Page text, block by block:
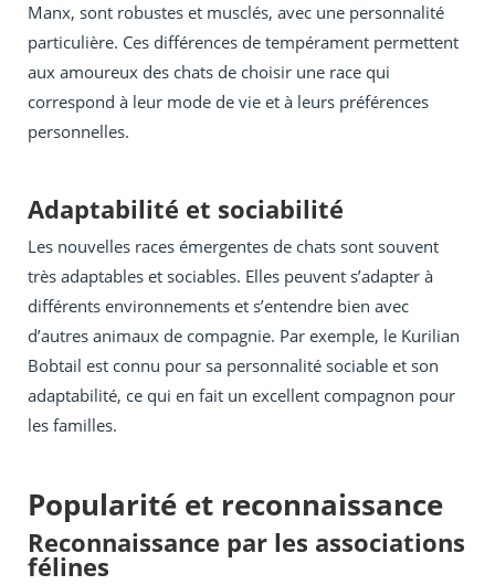
Manx, sont robustes et musclés, avec une personnalité
particulière. Ces différences de tempérament permettent
aux amoureux des chats de choisir une race qui
correspond à leur mode de vie et à leurs préférences
personnelles.
Adaptabilité et sociabilité
Les nouvelles races émergentes de chats sont souvent
très adaptables et sociables. Elles peuvent s’adapter à
différents environnements et s’entendre bien avec
d’autres animaux de compagnie. Par exemple, le Kurilian
Bobtail est connu pour sa personnalité sociable et son
adaptabilité, ce qui en fait un excellent compagnon pour
les familles.
Popularité et reconnaissance
Reconnaissance par les associations
félines